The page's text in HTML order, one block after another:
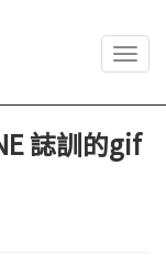
誌訓的gif